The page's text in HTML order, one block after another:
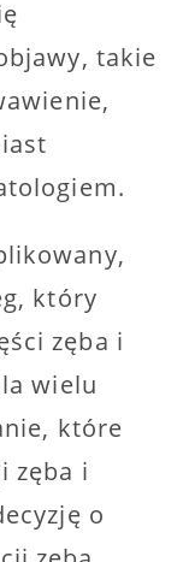
takie
który
zęba i
wielu
które
zęba i
o